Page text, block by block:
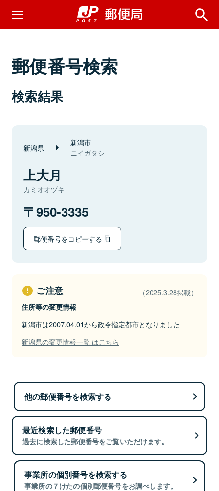
郵便番号検索
検索結果
新潟県 新潟市
ニイガタシ
上大月
カミオオヅキ
950-3335
郵便番号をコピーする
ご注意 （2025.3.28掲載）
住所等の変更情報
新潟市は2007.04.01から政令指定都市となりました
新潟県の変更情報一覧 はこちら
他の郵便番号を検索する
最近検索した郵便番号
過去に検索した郵便番号をご覧いただけます。
事業所の個別番号を検索する
事業所の７けたの個別郵便番号をお調べします。